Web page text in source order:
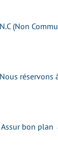
N.C (Non
Nous réservons
Assur bon plan